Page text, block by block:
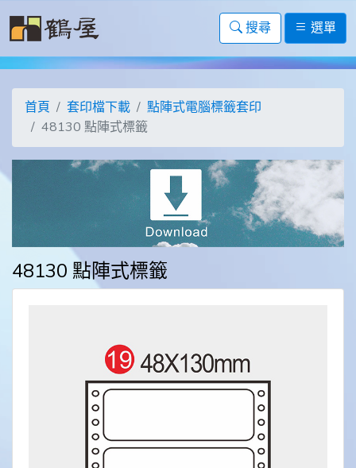
搜尋 選單
首頁 套印檔下載
點陣式電腦標籤套印
48130 點陣式標籤
48130 點陣式標籤